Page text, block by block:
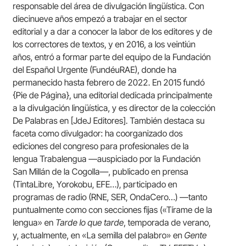
responsable del área de divulgación lingüística. Con
diecinueve años empezó a trabajar en el sector
editorial y a dar a conocer la labor de los editores y de
los correctores de textos, y en 2016, a los veintiún
años, entró a formar parte del equipo de la Fundación
del Español Urgente (FundéuRAE), donde ha
permanecido hasta febrero de 2022. En 2015 fundó
{Pie de Página}, una editorial dedicada principalmente
a la divulgación lingüística, y es director de la colección
De Palabras en [JdeJ Editores]. También destaca su
faceta como divulgador: ha coorganizado dos
ediciones del congreso para profesionales de la
lengua Trabalengua —auspiciado por la Fundación
San Millán de la Cogolla—, publicado en prensa
(TintaLibre, Yorokobu, EFE…), participado en
programas de radio (RNE, SER, OndaCero…) —tanto
puntualmente como con secciones fijas («Tírame de la
lengua» en Tarde lo que tarde, temporada de verano,
y, actualmente, en «La semilla del palabro» en Gente